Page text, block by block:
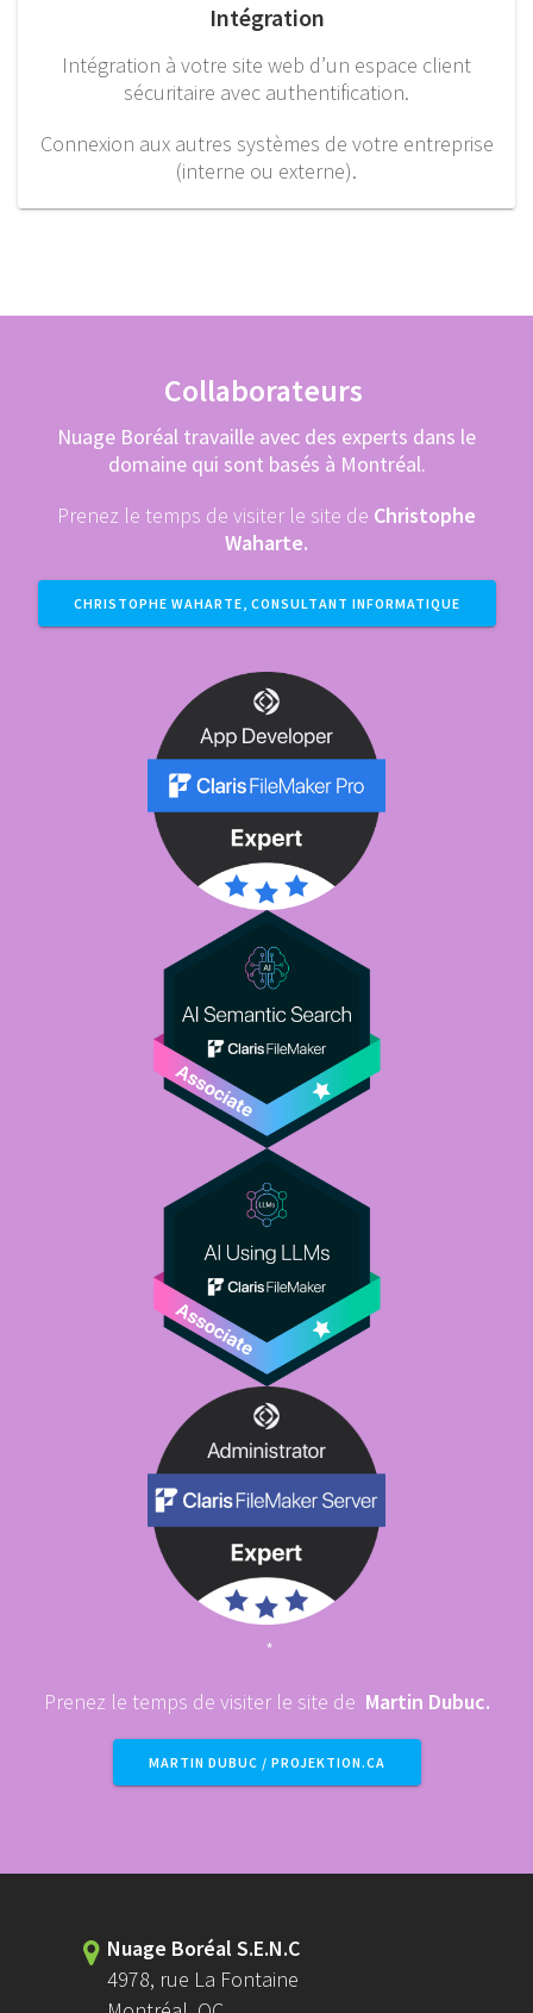
Intégration
Intégration à votre site web d’un espace client
sécuritaire avec authentification.
Connexion aux autres systèmes de votre entreprise
(interne ou externe).
Collaborateurs
Nuage Boréal travaille avec des experts dans le
domaine qui sont basés à Montréal.
Prenez le temps de visiter le site de Christophe
Waharte.
CHRISTOPHE WAHARTE, CONSULTANT INFORMATIQUE
*
Prenez le temps de visiter le site de Martin Dubuc.
MARTIN DUBUC / PROJEKTION.CA
Nuage Boréal S.E.N.C
4978, rue La Fontaine